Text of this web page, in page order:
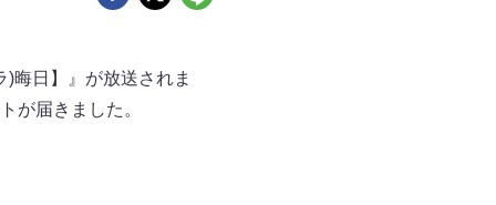
晦日】』が放送されま
が届きました。